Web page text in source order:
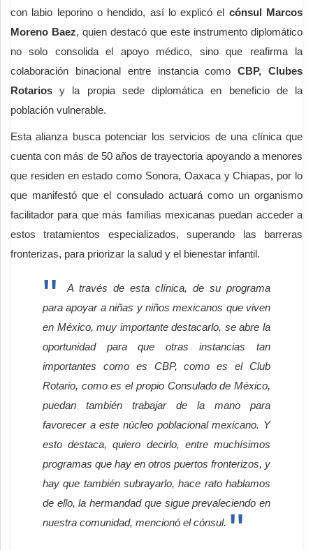
con labio leporino o hendido, así lo explicó el cónsul Marcos
Moreno Baez, quien destacó que este instrumento diplomático
no solo consolida el apoyo médico, sino que reafirma la
colaboración binacional entre instancia comoCBP, Clubes
Rotariosy la propia sede diplomática en beneficio de la
población vulnerable.
Esta alianza busca potenciar los servicios de una clínica que
cuenta con más de 50 años de trayectoria apoyando a menores
que residen en estado como Sonora, Oaxaca y Chiapas, por lo
que manifestó que el consulado actuará como un organismo
facilitador para que más familias mexicanas puedan acceder a
estos tratamientos especializados, superando las barreras
fronterizas, para priorizar la salud y el bienestar infantil.
A través de esta clínica, de su programa
para apoyar a niñas y niños mexicanos que viven
en México, muy importante destacarlo, se abre la
oportunidad para que otras instancias tan
importantes como es CBP, como es el Club
Rotario, como es el propio Consulado de México,
puedan también trabajar de la mano para
favorecer a este núcleo poblacional mexicano. Y
esto destaca, quiero decirlo, entre muchísimos
programas que hay en otros puertos fronterizos, y
hay que también subrayarlo, hace rato hablamos
de ello, la hermandad que sigue prevaleciendo en
nuestra comunidad, mencionó el cónsul.